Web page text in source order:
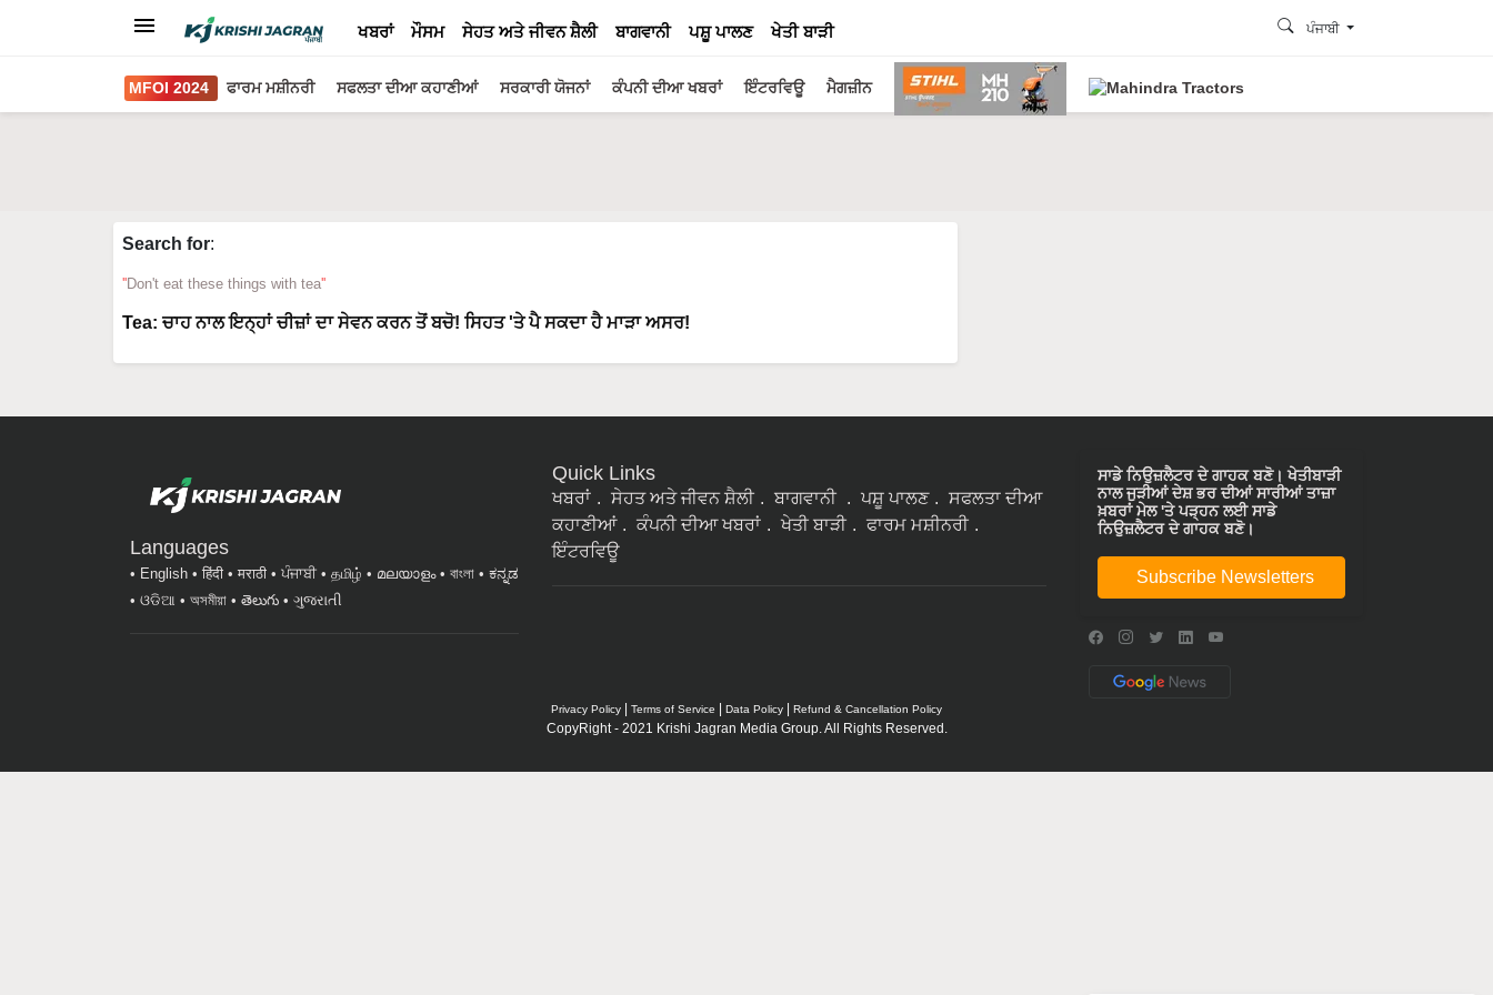
ਖਬਰਾਂ ਮੌਸਮ ਸੇਹਤ ਅਤੇ ਜੀਵਨ ਸ਼ੈਲੀ ਬਾਗਵਾਨੀ ਪਸ਼ੂ ਪਾਲਣ ਖੇਤੀ ਬਾੜੀ ਪੰਜਾਬੀ
MFOI 2024 ਫਾਰਮ ਮਸ਼ੀਨਰੀ ਸਫਲਤਾ ਦੀਆ ਕਹਾਣੀਆਂ ਸਰਕਾਰੀ ਯੋਜਨਾਂ ਕੰਪਨੀ ਦੀਆ ਖਬਰਾਂ ਇੰਟਰਵਿਊ ਮੈਗਜ਼ੀਨ
Search for:
Don't eat these things with tea
Tea: ਚਾਹ ਨਾਲ ਇਨ੍ਹਾਂ ਚੀਜ਼ਾਂ ਦਾ ਸੇਵਨ ਕਰਨ ਤੋਂ ਬਚੋ! ਸਿਹਤ 'ਤੇ ਪੈ ਸਕਦਾ ਹੈ ਮਾੜਾ ਅਸਰ!
Languages
English हिंदी मराठी ਪੰਜਾਬੀ தமிழ் മലയാളം বাংলা
ಕನ್ನಡ
ଓଡିଆ
অসমীয়া తెలుగు ગુજરાતી
Quick Links
ਖਬਰਾਂ ਸੇਹਤ ਅਤੇ ਜੀਵਨ ਸ਼ੈਲੀ ਬਾਗਵਾਨੀ ਪਸ਼ੂ ਪਾਲਣ
ਸਫਲਤਾ ਦੀਆ
ਕਹਾਣੀਆਂ
ਕੰਪਨੀ ਦੀਆ ਖਬਰਾਂ ਖੇਤੀ ਬਾੜੀ
ਫਾਰਮ ਮਸ਼ੀਨਰੀ
ਇੰਟਰਵਿਊ
ਸਾਡੇ ਨਿਉਜ਼ਲੈਟਰ ਦੇ ਗਾਹਕ ਬਣੋ। ਖੇਤੀਬਾੜੀ
ਨਾਲ ਜੁੜੀਆਂ ਦੇਸ਼ ਭਰ ਦੀਆਂ ਸਾਰੀਆਂ ਤਾਜ਼ਾ
ਖ਼ਬਰਾਂ ਮੇਲ 'ਤੇ ਪੜ੍ਹਨ ਲਈ ਸਾਡੇ
ਨਿਉਜ਼ਲੈਟਰ ਦੇ ਗਾਹਕ ਬਣੋ।
Subscribe Newsletters
Privacy Policy Terms of Service Data Policy Refund & Cancellation Policy
CopyRight - 2021 Krishi Jagran Media Group. All Rights Reserved.